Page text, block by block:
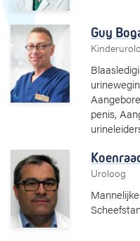
Guy
penis,
Uroloog